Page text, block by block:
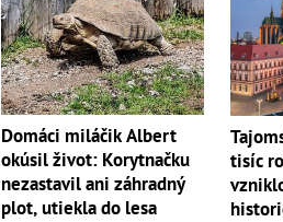
Domáci miláčik Albert
okúsil život: Korytnačku
nezastavil ani záhradný
plot, utiekla do lesa
tisíc